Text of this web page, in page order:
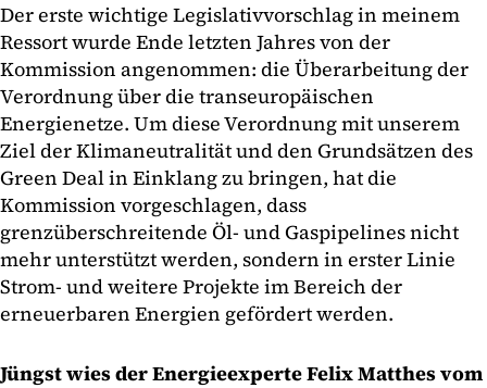
Der erste wichtige Legislativvorschlag in meinem
Ressort wurde Ende letzten Jahres von der
Kommission angenommen: die Überarbeitung der
Verordnung über die transeuropäischen
Energienetze. Um diese Verordnung mit unserem
Ziel der Klimaneutralität und den Grundsätzen des
Green Deal in Einklang zu bringen, hat die
Kommission vorgeschlagen, dass
grenzüberschreitende Öl- und Gaspipelines nicht
mehr unterstützt werden, sondern in erster Linie
Strom- und weitere Projekte im Bereich der
erneuerbaren Energien gefördert werden.
Jüngst wies der Energieexperte Felix Matthes vom